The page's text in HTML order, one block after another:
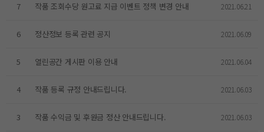
7 작품 조회수당 원고료 지급 이벤트 정책 변경 안내 2021.06.21
6 정산정보 등록 관련 공지 2021.06.09
5 열린공간 게시판 이용 안내 2021.06.04
4 작품 등록 규정 안내드립니다. 2021.06.03
3 작품 수익금 및 후원금 정산 안내드립니다. 2021.06.03